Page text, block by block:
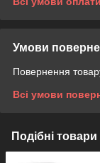
Умови
Повернення
Всі умови
Подібні товари